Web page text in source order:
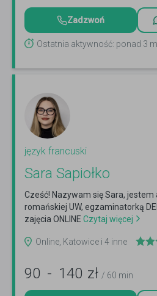
Zadzwoń
Ostatnia aktywność: ponad 3
język francuski
Sara Sapiołko
Cześć! Nazywam się Sara,
romańskiej UW, egzaminatorką
zajęcia ONLINE Czytaj więcej
Online, Katowice i 4 inne
90 - 140 zł / 60 min